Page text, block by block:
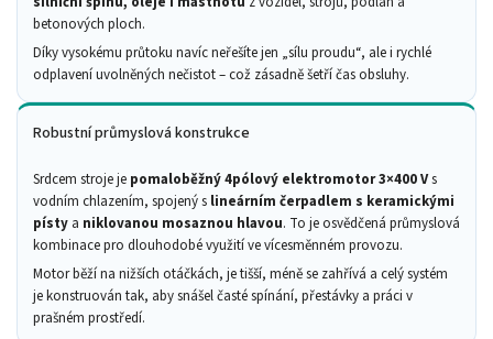
betonových ploch.
Díky vysokému průtoku navíc neřešíte jen „sílu proudu“, ale i rychlé
odplavení uvolněných nečistot – což zásadně šetří čas obsluhy.
Robustní průmyslová konstrukce
Srdcem stroje je pomaloběžný 4pólový elektromotor 3×400 Vs
vodním chlazením, spojený s lineárním čerpadlem s keramickými
písty a niklovanou mosaznou hlavou. To je osvědčená průmyslová
kombinace pro dlouhodobé využití ve vícesměnném provozu.
Motor běží na nižších otáčkách, je tišší, méně se zahřívá a celý systém
je konstruován tak, aby snášel časté spínání, přestávky a práci v
prašném prostředí.